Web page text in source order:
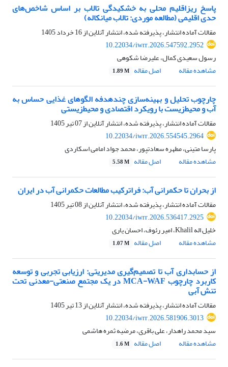
پاسخ ریزاقلیم محلی به خشکیدگی تالاب بر اساس شاخص‌های
حدی اقلیمی (مطالعه موردی: تالاب میانکاله)
مقالات آماده انتشار، پذیرفته شده، انتشار آنلاین از16 خرداد 1405
10.22034/iwrr.2026.547592.2952
رسول سعیدی کمال، علیرضا شکوهی
مشاهده مقاله
اصل مقاله 1.89 M
چارچوب تحلیل و بهینه‌سازی چندهدفه الگوهای غذایی حساس به
آب و محیط‌زیست با رویکرد اقتصادی و محیط‌زیستی
مقالات آماده انتشار، پذیرفته شده، انتشار آنلاین از07 تیر 1405
10.22034/iwrr.2026.554545.2964
پارسا متینی، مطهره سعادتپور، محمد جواد امامی اسکاردی
مشاهده مقاله
اصل مقاله 5.58 M
از بحران تا حکمرانی آب: فراترکیب مطالعات حکمرانی آب در ایران
مقالات آماده انتشار، پذیرفته شده، انتشار آنلاین از08 تیر 1405
10.22034/iwrr.2026.536417.2925
خلیل اله Khalil، امیر رئوف، احسان یاری
مشاهده مقاله
اصل مقاله 1.07 M
از حسابداری آب تا تصمیم‌گیری مدیریتی: ارزیابی تجربی و توسعه
کاربرد چارچوب MCA-WAF در یک مجتمع صنعتی-معدنی تحت
تنش آبی
مقالات آماده انتشار، پذیرفته شده، انتشار آنلاین از13 تیر 1405
10.22034/iwrr.2026.581906.3013
سید محمد راهدار، علی باقری، مرضیه ثمره هاشمی
مشاهده مقاله
اصل مقاله 1.6 M